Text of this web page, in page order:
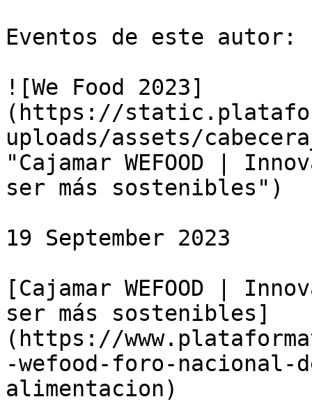
Eventos de este autor:
![We Food 2023]
(https://
uploads/assets/
"Cajamar WEFOOD |
ser más sostenibles")
19 September 2023
[Cajamar WEFOOD |
ser más sostenibles]
(https://
-wefood-foro-nacional-
alimentacion)